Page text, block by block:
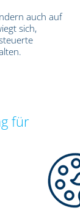
auch auf
sich,
für